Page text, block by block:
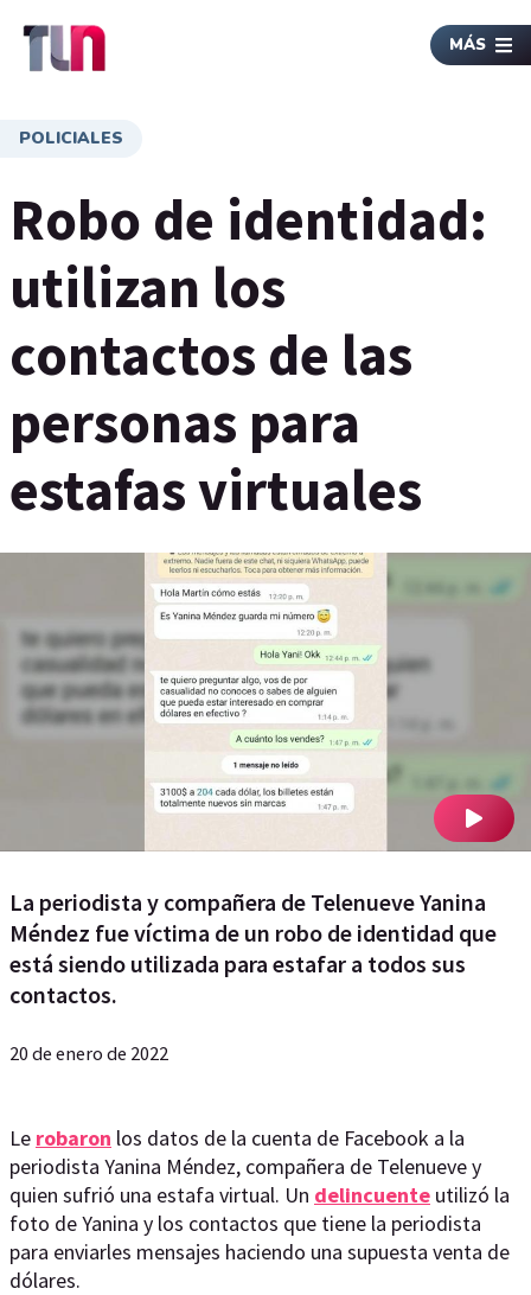
MÁS
POLICIALES
Robo de identidad:
utilizan los
contactos de las
personas para
estafas virtuales
La periodista y compañera de Telenueve Yanina
Méndez fue víctima de un robo de identidad que
está siendo utilizada para estafar a todos sus
contactos.
20 de enero de 2022
Le robaron los datos de la cuenta de Facebook a la
periodista Yanina Méndez, compañera de Telenueve y
quien sufrió una estafa virtual. Un delincuente utilizó la
foto de Yanina y los contactos que tiene la periodista
para enviarles mensajes haciendo una supuesta venta de
dólares.